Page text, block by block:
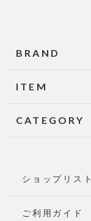
BRAND
ITEM
CATEGORY
ショップリスト
ご利用ガイド